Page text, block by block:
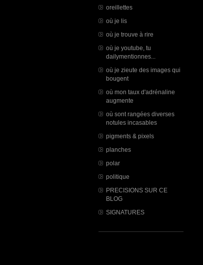
oreillettes
où je lis
où je trouve à rire
où je youtube, tu
dailymentionnes...
où je zieute des images qui
bougent
où mon taux d'adrénaline
augmente
où sont rangées diverses
notules incasables
pigments & pixels
planches
polar
politique
PRECISIONS SUR CE
BLOG
SIGNATURES